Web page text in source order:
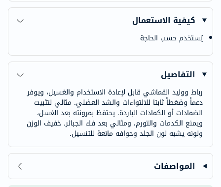
كيفية الاستعمال
يُستخدم حسب الحاجة
التفاصيل
رباط ووليد القماشي قابل لإعادة الاستخدام والغسيل، ويوفر
دعماً وضغطاً ثابتا للالتواءات والشد العضلي. مثالي لتثبيت
الضمادات أو الكمادات الباردة. يحتفظ بمرونته بعد الغسل،
ويمنع الكدمات والتورم، ومثالي بعد فك الجبائر. خفيف الوزن
ولونه يشبه لون الجلد وحوافه مانعة للتنسيل.
المواصفات